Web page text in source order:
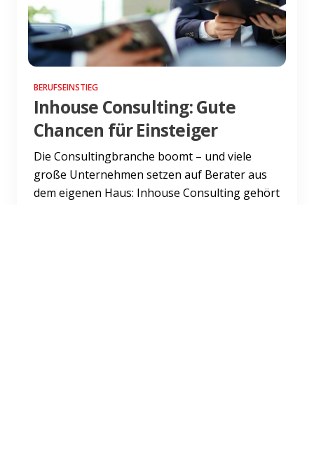
BERUFSEINSTIEG
Inhouse Consulting: Gute
Chancen für Einsteiger
Die Consultingbranche boomt – und viele
große Unternehmen setzen auf Berater aus
dem eigenen Haus: Inhouse Consulting gehört